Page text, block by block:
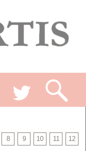
8 9 10 11 12